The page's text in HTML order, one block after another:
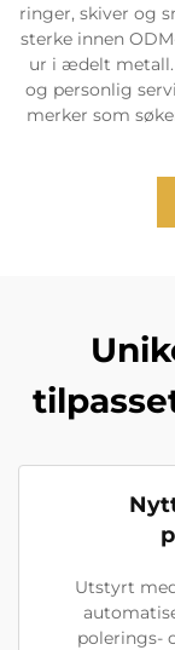
ringer, skiver og
sterke innen
ur i ædelt metall.
og personlig
merker som
Utstyrt
polerings-